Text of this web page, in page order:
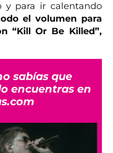
y para ir calentando
el volumen para
“Kill Or Be Killed”,
sabías que
encuentras en